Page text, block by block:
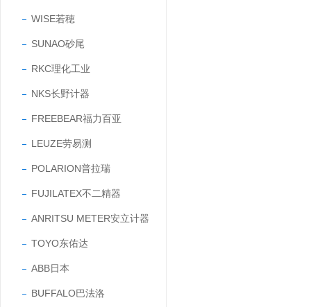
WISE若穂
SUNAO砂尾
RKC理化工业
NKS长野计器
FREEBEAR福力百亚
LEUZE劳易测
POLARION普拉瑞
FUJILATEX不二精器
ANRITSU METER安立计器
TOYO东佑达
ABB日本
BUFFALO巴法洛